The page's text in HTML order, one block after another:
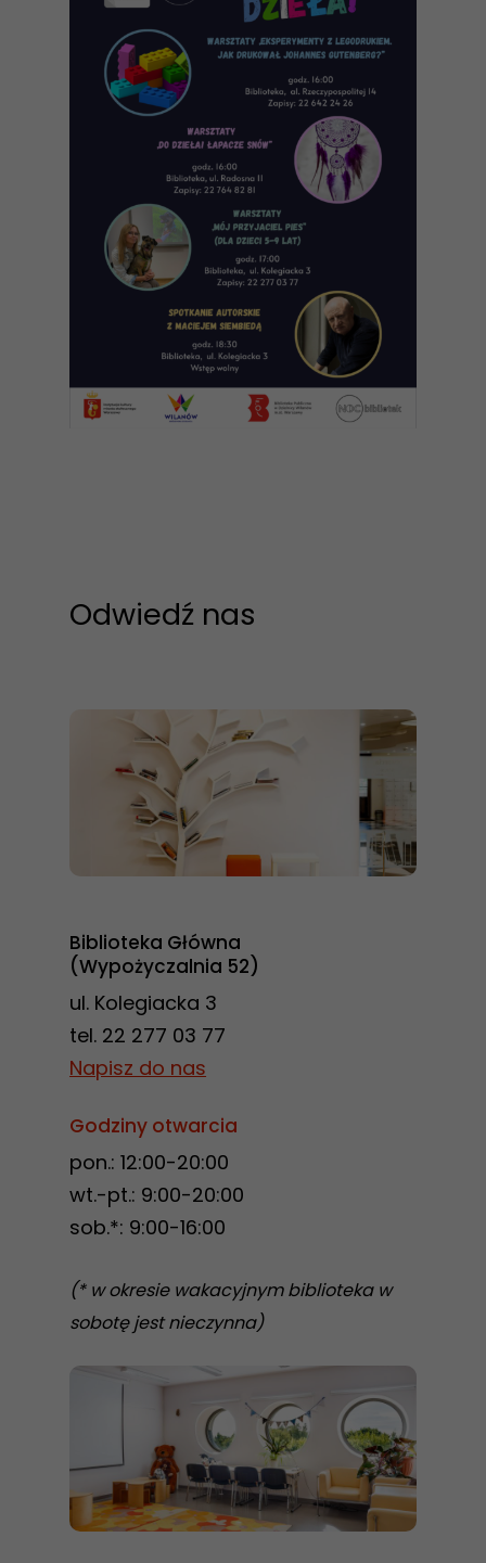
Odwiedź nas
Biblioteka Główna
(Wypożyczalnia 52)
ul. Kolegiacka 3
tel. 22 277 03 77
Napisz do nas
Godziny otwarcia
pon.: 12:00-20:00
wt.-pt.: 9:00-20:00
sob.*: 9:00-16:00
(* w okresie wakacyjnym biblioteka w
sobotę jest nieczynna)
opcjonalne. Są
one potrzebne
funkcjonowania
strona
internetowa
działała jak
najlepiej
podczas